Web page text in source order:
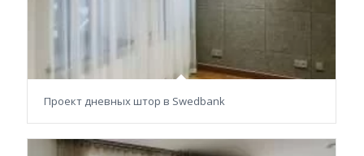
Проект дневных штор в Swedbank